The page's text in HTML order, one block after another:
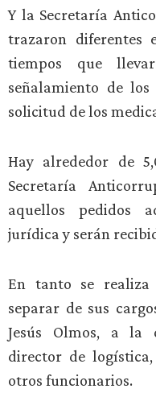
Y la Secretaría
trazaron diferentes
tiempos que
señalamiento de
solicitud de los
Hay alrededor de
Secretaría
aquellos pedidos
jurídica y serán
En tanto se realiza
separar de sus
Jesús Olmos, a la
director de
otros funcionarios.